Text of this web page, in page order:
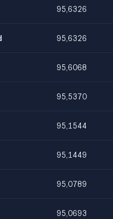
95,6326
95,6326
95,6068
95,5370
95,1544
95,1449
95,0789
95,0693